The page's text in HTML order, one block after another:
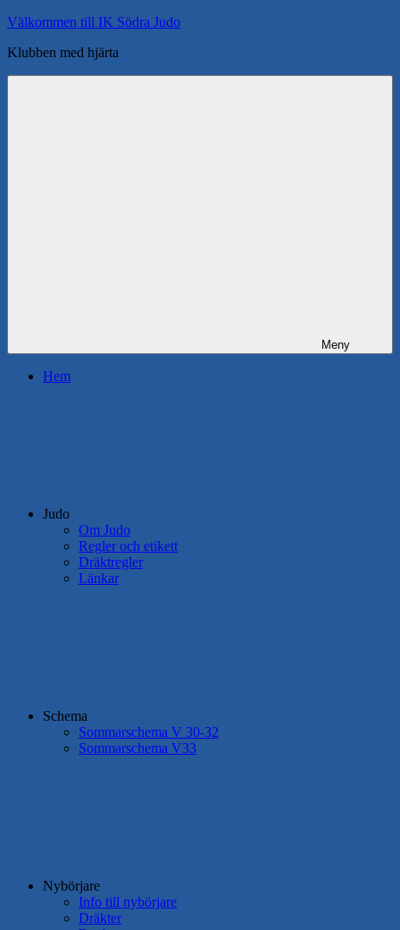
Hoppa
innehåll
Välkommen till IK Södra Judo
Klubben med hjärta
Meny
Hem
Judo
Om Judo
Regler och etikett
Dräktregler
Länkar
Schema
Sommarschema V 30-32
Sommarschema V33
Nybörjare
Info till nybörjare
Dräkter